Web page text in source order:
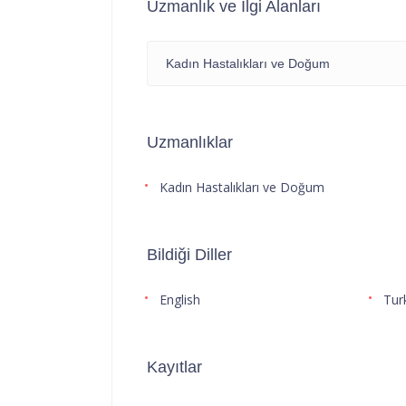
Uzmanlık ve İlgi Alanları
Kadın Hastalıkları ve Doğum
Uzmanlıklar
Kadın Hastalıkları ve Doğum
Bildiği Diller
English
Kayıtlar